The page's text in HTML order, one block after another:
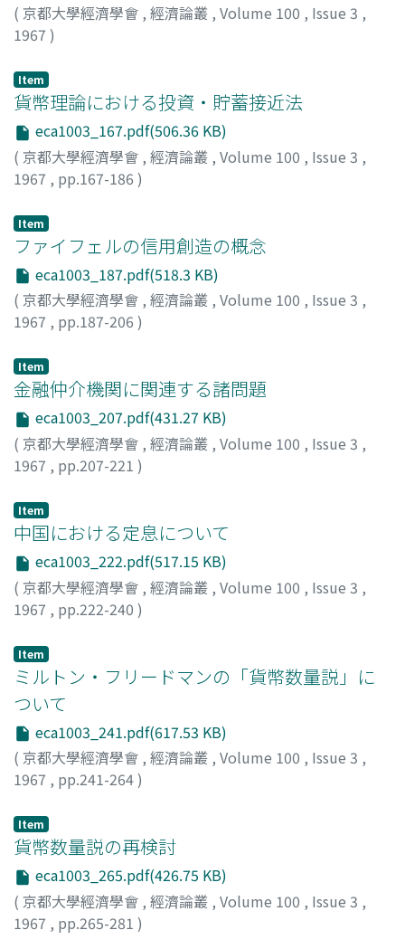
( 京都大學經濟學會 , 經濟論叢 , Volume 100 , Issue 3 ,
1967 )
Item
貨幣理論における投資・貯蓄接近法
eca1003_167.pdf(506.36 KB)
( 京都大學經濟學會 , 經濟論叢 , Volume 100 , Issue 3 ,
1967 , pp.167-186 )
Item
ファイフェルの信用創造の概念
eca1003_187.pdf(518.3 KB)
( 京都大學經濟學會 , 經濟論叢 , Volume 100 , Issue 3 ,
1967 , pp.187-206 )
Item
金融仲介機関に関連する諸問題
eca1003_207.pdf(431.27 KB)
( 京都大學經濟學會 , 經濟論叢 , Volume 100 , Issue 3 ,
1967 , pp.207-221 )
Item
中国における定息について
eca1003_222.pdf(517.15 KB)
( 京都大學經濟學會 , 經濟論叢 , Volume 100 , Issue 3 ,
1967 , pp.222-240 )
Item
ミルトン・フリードマンの「貨幣数量説」に
ついて
eca1003_241.pdf(617.53 KB)
( 京都大學經濟學會 , 經濟論叢 , Volume 100 , Issue 3 ,
1967 , pp.241-264)
Item
貨幣数量説の再検討
eca1003_265.pdf(426.75 KB)
( 京都大學經濟學會 , 經濟論叢 , Volume 100 , Issue 3 ,
1967 , pp.265-281 )